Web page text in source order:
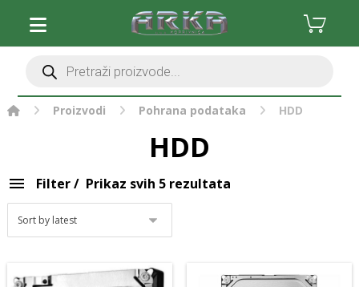
Proizvodi Pohrana podataka HDD
HDD
Filter Prikaz svih 5 rezultata
Stolna računala
Monitori i oprema
Komponente
Procesori
Radna memorija (RAM)
Pohrana podataka
HDD